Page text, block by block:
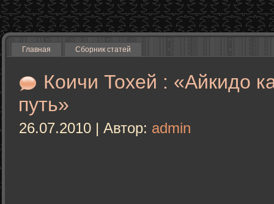
Главная Сборник статей
Коичи Тохей : «Айкидо
путь»
26.07.2010 | Автор: admin